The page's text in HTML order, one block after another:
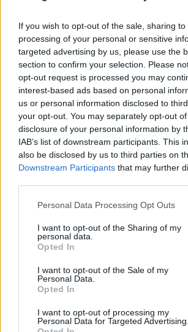
If you wish to opt-out of the sale, sharing
processing of your personal or sensitive
targeted advertising by us, please use the
section to confirm your selection. Please
opt-out request is processed you may
interest-based ads based on personal
us or personal information disclosed to
your opt-out. You may separately opt-out
disclosure of your personal information by
IAB’s list of downstream participants. This
also be disclosed by us to third parties on
Downstream Participants that may further
Personal Data Processing Opt Outs
I want to opt-out of the Sharing of my
personal data.
Opted In
I want to opt-out of the Sale of my
Personal Data.
Opted In
I want to opt-out of processing my
Personal Data for Targeted Advertising.
ΖΥΓΟΣ
Προσέξτε τις κινήσεις σας, καθώς
μπορεί να οδηγηθείτε στα
αντίθετα αποτελέσματα.
ΣΚΟΡΠΙΟΣ
Μιας και οι δυσκολίες του
παρελθόντος έφυγαν, ήρθε η ώρα
ΤΟΞΟΤΗΣ
Μη σταματάτε την προσπάθεια
για τους στόχους σας, μιας και
εκπλήρωσή τους.